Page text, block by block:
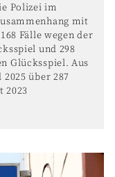
Polizei im
mit
Fälle wegen der
und 298
Glücksspiel. Aus
über 287
2023